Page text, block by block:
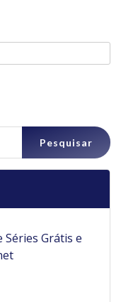
Séries Grátis e